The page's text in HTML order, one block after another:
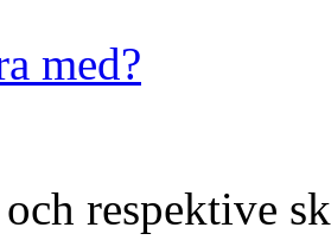
med?
respektive